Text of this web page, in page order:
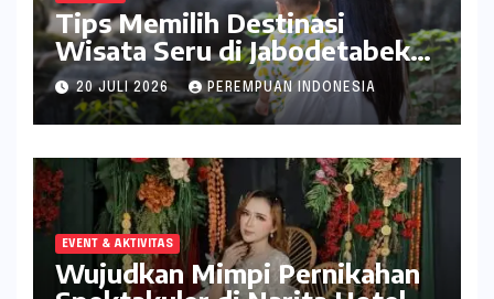
Tips Memilih Destinasi
Wisata Seru di Jabodetabek
ala inDrive
20 JULI 2026 PEREMPUAN INDONESIA
EVENT & AKTIVITAS
Wujudkan Mimpi Pernikahan